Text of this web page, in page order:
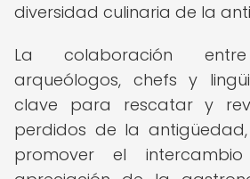
diversidad culinaria de la
La colaboración entre
arqueólogos, chefs y
clave para rescatar y
perdidos de la
promover el